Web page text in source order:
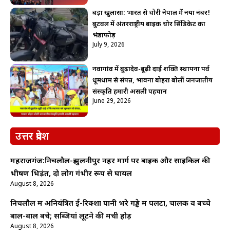
बड़ा खुलासा: भारत से चोरी नेपाल में नया नंबर!
बुटवल में अंतरराष्ट्रीय बाइक चोर सिंडिकेट का
भंडाफोड़
July 9, 2026
नवागांव में बुढ़ादेव-बूढ़ी दाई शक्ति स्थापना पर्व
धूमधाम से संपन्न, भावना बोहरा बोलीं जनजातीय
संस्कृति हमारी असली पहचान
June 29, 2026
उत्तर प्रदेश
महराजगंज:निचलौल-झुलनीपुर नहर मार्ग पर बाइक और साइकिल की
भीषण भिड़ंत, दो लोग गंभीर रूप से घायल
August 8, 2026
निचलौल में अनियंत्रित ई-रिक्शा पानी भरे गड्ढे में पलटा, चालक व बच्चे
बाल-बाल बचे; सब्जियां लूटने की मची होड़
August 8, 2026